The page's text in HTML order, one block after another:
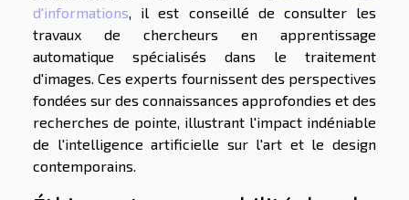
d'informations , il est conseillé de consulter les
travaux de chercheurs en apprentissage
automatique spécialisés dans le traitement
d'images. Ces experts fournissent des perspectives
fondées sur des connaissances approfondies et des
recherches de pointe, illustrant l'impact indéniable
de l'intelligence artificielle sur l'art et le design
contemporains.